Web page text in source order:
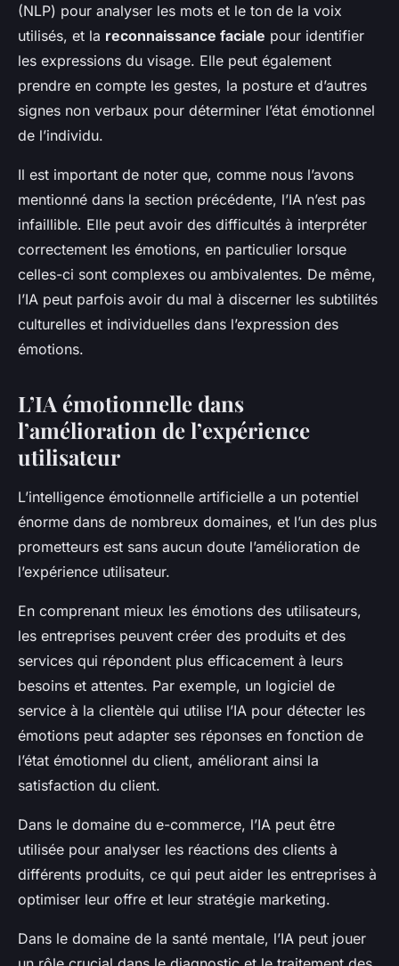
(NLP) pour analyser les mots et le ton de la voix
utilisés, et la reconnaissance faciale pour identifier
les expressions du visage. Elle peut également
prendre en compte les gestes, la posture et d’autres
signes non verbaux pour déterminer l’état émotionnel
de l’individu.
Il est important de noter que, comme nous l’avons
mentionné dans la section précédente, l’IA n’est pas
infaillible. Elle peut avoir des difficultés à interpréter
correctement les émotions, en particulier lorsque
celles-ci sont complexes ou ambivalentes. De même,
l’IA peut parfois avoir du mal à discerner les subtilités
culturelles et individuelles dans l’expression des
émotions.
L’IA émotionnelle dans
l’amélioration de l’expérience
utilisateur
L’intelligence émotionnelle artificielle a un potentiel
énorme dans de nombreux domaines, et l’un des plus
prometteurs est sans aucun doute l’amélioration de
l’expérience utilisateur.
En comprenant mieux les émotions des utilisateurs,
les entreprises peuvent créer des produits et des
services qui répondent plus efficacement à leurs
besoins et attentes. Par exemple, un logiciel de
service à la clientèle qui utilise l’IA pour détecter les
émotions peut adapter ses réponses en fonction de
l’état émotionnel du client, améliorant ainsi la
satisfaction du client.
Dans le domaine du e-commerce, l’IA peut être
utilisée pour analyser les réactions des clients à
différents produits, ce qui peut aider les entreprises à
optimiser leur offre et leur stratégie marketing.
Dans le domaine de la santé mentale, l’IA peut jouer